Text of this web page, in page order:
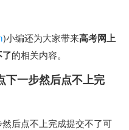
)小编还为大家带来高考网上
的相关内容。
下一步然后点不上完
后点不上完成提交不了可